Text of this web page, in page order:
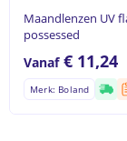
Maandlenzen UV
possessed
Vanaf€ 11,24
Merk: Boland